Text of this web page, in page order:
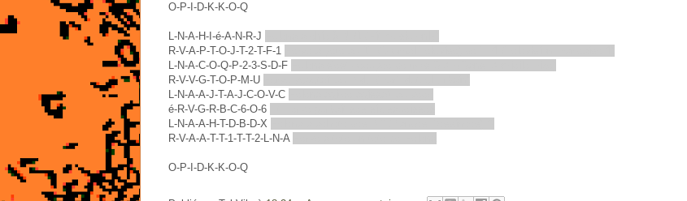
O-P-I-D-K-K-O-Q
L-N-A-H-I-é-A-N-R-J
R-V-A-P-T-O-J-T-2-T-F-1
L-N-A-C-O-Q-P-2-3-S-D-F
R-V-V-G-T-O-P-M-U
L-N-A-A-J-T-A-J-C-O-V-C
é-R-V-G-R-B-C-6-O-6
L-N-A-A-H-T-D-B-D-X
R-V-A-A-T-T-1-T-T-2-L-N-A
O-P-I-D-K-K-O-Q